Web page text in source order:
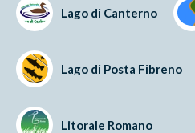
Lago di Canterno
Lago di Posta Fibreno
Litorale Romano